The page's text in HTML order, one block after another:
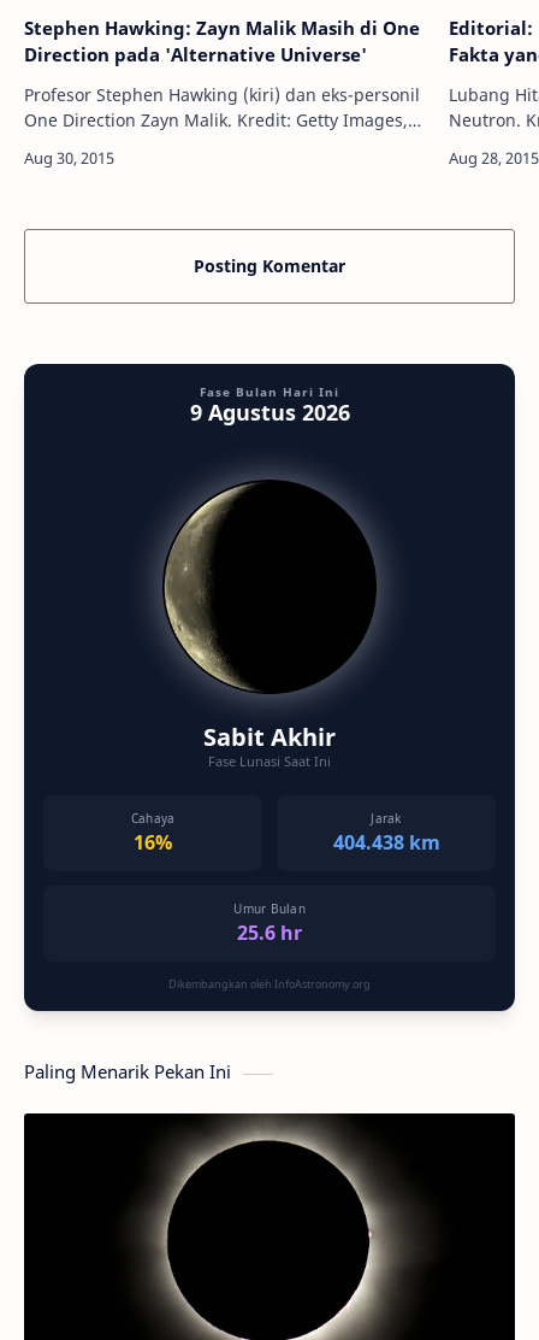
Stephen Hawking: Zayn Malik Masih di One
Direction pada 'Alternative Universe'
Profesor Stephen Hawking (kiri) dan eks-personil
One Direction Zayn Malik. Kredit: Getty Images,
mengatakan kepada pengge…
Editorial:
Fakta
Lubang
Neutron. Kredit:
Lubang
Posting Komentar
Fase Bulan Hari Ini
9 Agustus 2026
Sabit Akhir
Fase Lunasi Saat Ini
Cahaya
16%
Jarak
404.438 km
Umur Bulan
25.6 hr
Dikembangkan oleh InfoAstronomy.org
Paling Menarik Pekan Ini